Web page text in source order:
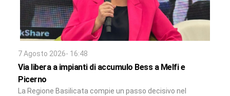
7 Agosto 2026- 16:48
Via libera a impianti di accumulo Bess a Melfi e
Picerno
La Regione Basilicata compie un passo decisivo nel